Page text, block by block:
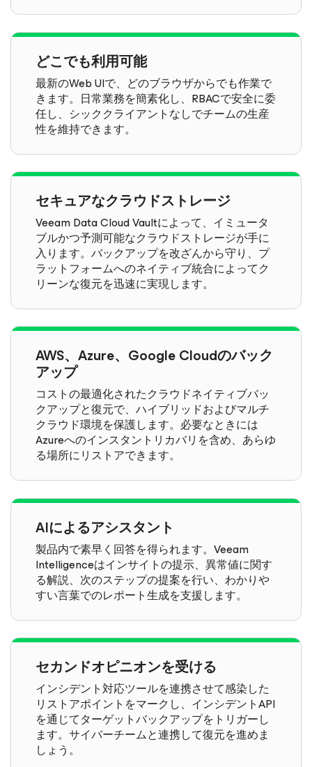
どこでも利用可能
最新のWeb UIで、どのブラウザからでも作業で
きます。日常業務を簡素化し、RBACで安全に委
任し、シッククライアントなしでチームの生産
性を維持できます。
セキュアなクラウドストレージ
Veeam Data Cloud Vaultによって、イミュータ
ブルかつ予測可能なクラウドストレージが手に
入ります。バックアップを改ざんから守り、プ
ラットフォームへのネイティブ統合によってク
リーンな復元を迅速に実現します。
AWS、Azure、Google Cloudのバック
アップ
コストの最適化されたクラウドネイティブバッ
クアップと復元で、ハイブリッドおよびマルチ
クラウド環境を保護します。必要なときには
Azureへのインスタントリカバリを含め、あらゆ
る場所にリストアできます。
AIによるアシスタント
製品内で素早く回答を得られます。Veeam
Intelligenceはインサイトの提示、異常値に関す
る解説、次のステップの提案を行い、わかりや
すい言葉でのレポート生成を支援します。
セカンドオピニオンを受ける
インシデント対応ツールを連携させて感染した
リストアポイントをマークし、インシデントAPI
を通じてターゲットバックアップをトリガーし
ます。サイバーチームと連携して復元を進めま
しょう。